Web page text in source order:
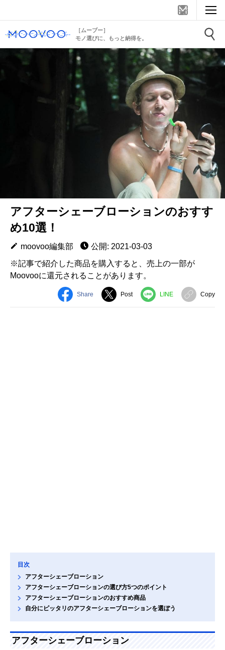
［ムーブー］
モノ選びに、もっと納得を。
アフターシェーブローションのおすす
め10選！
moovoo編集部
公開: 2021-03-03
※記事で紹介した商品を購入すると、売上の一部が
Moovooに還元されることがあります。
Share Post LINE Copy
目次
アフターシェーブローション
アフターシェーブローションの選び方5つのポイント
アフターシェーブローションのおすすめ商品
自分にピッタリのアフターシェーブローションを選ぼう
アフターシェーブローション